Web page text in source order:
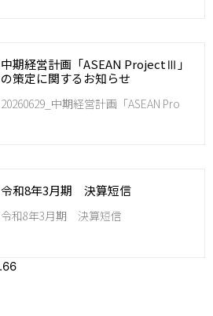
中期経営計画「ASEAN ProjectⅢ」
の策定に関するお知らせ
20260629_中期経営計画「ASEAN Pro
令和8年3月期 決算短信
令和8年3月期 決算短信